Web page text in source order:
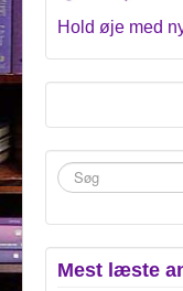
Hold øje med
Søg
...
Mest læste